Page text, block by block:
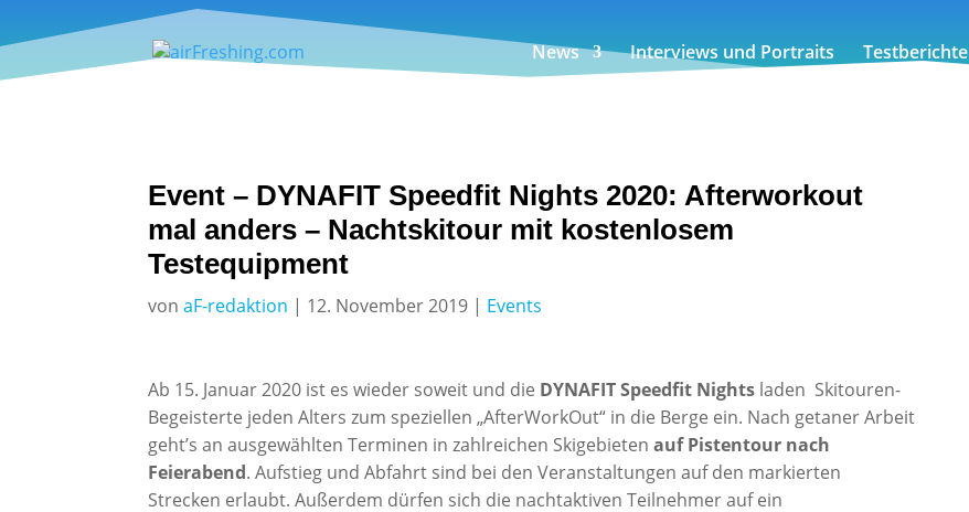
News Interviews und Portraits Testberichte
Event – DYNAFIT Speedfit Nights 2020: Afterworkout
mal anders – Nachtskitour mit kostenlosem
Testequipment
vonaF-redaktion | 12. November 2019 | Events
Ab 15. Januar 2020 ist es wieder soweit und die DYNAFIT Speedfit Nights laden Skitouren-
Begeisterte jeden Alters zum speziellen „AfterWorkOut“ in die Berge ein. Nach getaner Arbeit
geht’s an ausgewählten Terminen in zahlreichen Skigebieten auf Pistentour nach
Feierabend. Aufstieg und Abfahrt sind bei den Veranstaltungen auf den markierten
Strecken erlaubt. Außerdem dürfen sich die nachtaktiven Teilnehmer auf ein